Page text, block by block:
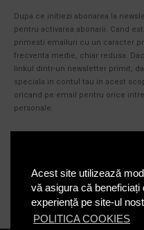
Acest site utilizează
vă asigura că beneficiați
experiență pe site-ul
POLITICA COOKIES
Dupa ce initiezi abonarea la
pentru activarea abonarii. Cand
primesti emailuri cu un caracter
frecventa medie, chiar redusa.
linkul dintr-un newsletter primit,
speciala in contul tau in acest
oricand pe email pentru orice
personale.
Am citit şi sunt de acord cu